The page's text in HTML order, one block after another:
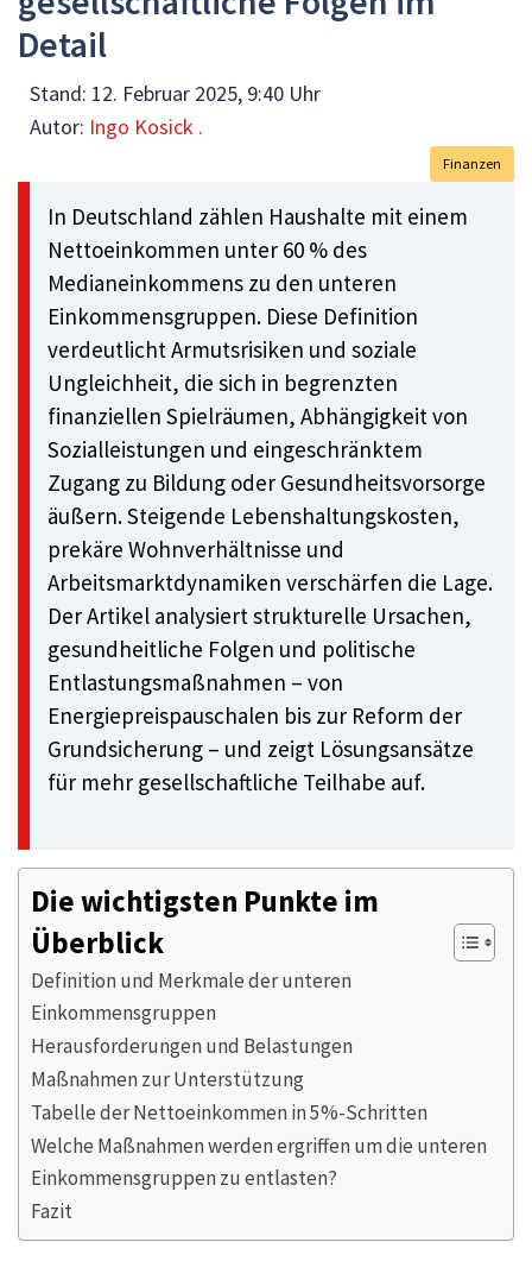
Detail
Stand: 12. Februar 2025, 9:40 Uhr
Autor: Ingo Kosick .
Finanzen
In Deutschland zählen Haushalte mit einem
Nettoeinkommen unter 60 % des
Medianeinkommens zu den unteren
Einkommensgruppen. Diese Definition
verdeutlicht Armutsrisiken und soziale
Ungleichheit, die sich in begrenzten
finanziellen Spielräumen, Abhängigkeit von
Sozialleistungen und eingeschränktem
Zugang zu Bildung oder Gesundheitsvorsorge
äußern. Steigende Lebenshaltungskosten,
prekäre Wohnverhältnisse und
Arbeitsmarktdynamiken verschärfen die Lage.
Der Artikel analysiert strukturelle Ursachen,
gesundheitliche Folgen und politische
Entlastungsmaßnahmen – von
Energiepreispauschalen bis zur Reform der
Grundsicherung – und zeigt Lösungsansätze
für mehr gesellschaftliche Teilhabe auf.
Die wichtigsten Punkte im
Überblick
Definition und Merkmale der unteren
Einkommensgruppen
Herausforderungen und Belastungen
Maßnahmen zur Unterstützung
Tabelle der Nettoeinkommen in 5%-Schritten
Welche Maßnahmen werden ergriffen um die unteren
Einkommensgruppen zu entlasten?
Fazit